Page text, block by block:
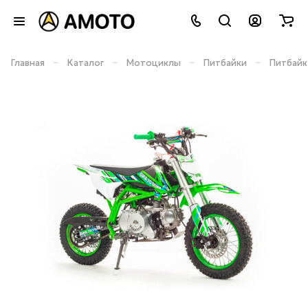
Главная – Каталог – Мотоциклы – Питбайки –